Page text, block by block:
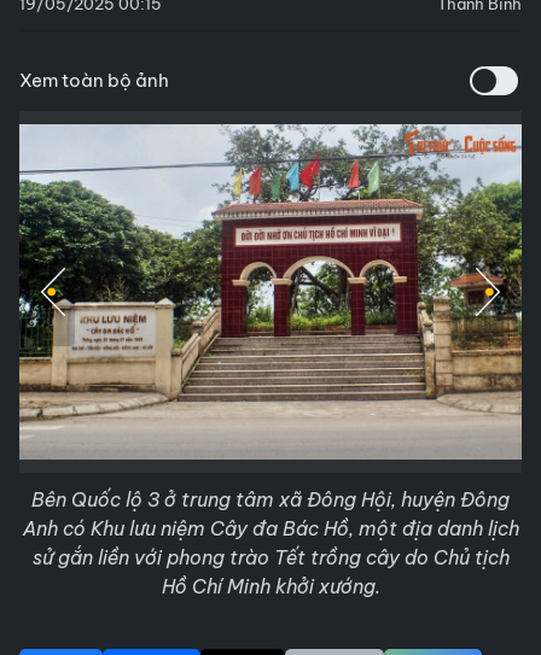
Xem toàn bộ ảnh
Bên Quốc lộ 3 ở trung tâm xã Đông Hội, huyện Đông
Anh có Khu lưu niệm Cây đa Bác Hồ, một địa danh lịch
sử gắn liền với phong trào Tết trồng cây do Chủ tịch
Hồ Chí Minh khởi xướng.